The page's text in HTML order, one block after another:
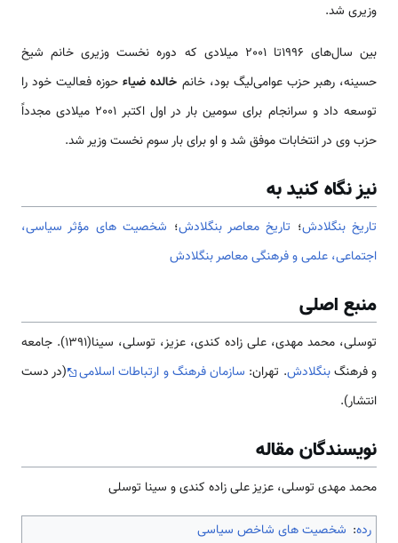
وزیری شد.
بین سال‌های 1996تا 2001 میلادی که دوره نخست وزیری خانم شیخ
حسینه، رهبر حزب عوامی‌لیگ بود، خانم خالده ضیاءحوزه فعالیت خود را
توسعه داد و سرانجام برای سومین بار در اول اکتبر 2001 میلادی مجدداً
حزب وی در انتخابات موفق شد و او برای بار سوم نخست وزیر شد.
نیز نگاه کنید به
تاریخ بنگلادش؛ تاريخ معاصر بنگلادش؛ شخصیت های مؤثر سیاسی،
اجتماعی، علمی و فرهنگی معاصر بنگلادش
منبع اصلی
توسلی، محمد مهدی، علی زاده کندی، عزیز، توسلی، سینا(1391). جامعه
و فرهنگبنگلادش. تهران: سازمان فرهنگ و ارتباطات اسلامی
(در دست
انتشار).
نویسندگان مقاله
محمد مهدی توسلی، عزیز علی زاده کندی و سینا توسلی
رده: شخصیت های شاخص سیاسی